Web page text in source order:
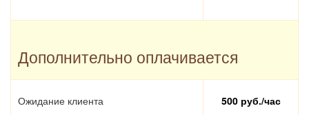
Дополнительно оплачивается
Ожидание клиента 500 руб./час